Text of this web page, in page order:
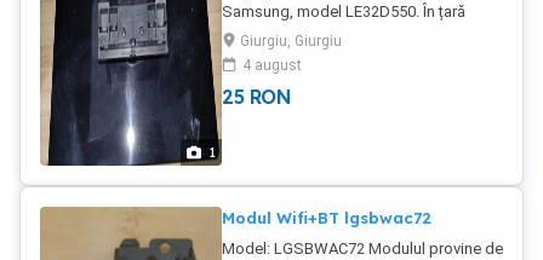
1
Samsung, model LE32D550. În țară
trimit contracost prin curier pentru încă
20 lei în plus.
Giurgiu, Giurgiu
4 august
25 RON
Modul Wifi+BT lgsbwac72
Model: LGSBWAC72 Modulul provine de